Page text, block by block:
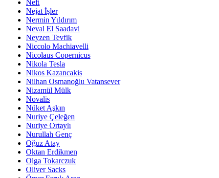
Nefi
Nejat İşler
Nermin Yıldırım
Neval El Saadavi
Neyzen Tevfik
Niccolo Machiavelli
Nicolaus Copernicus
Nikola Tesla
Nikos Kazancakis
Nilhan Osmanoğlu Vatansever
Nizamül Mülk
Novalis
Nüket Aşkın
Nuriye Çeleğen
Nuriye Ortaylı
Nurullah Genç
Oğuz Atay
Oktan Erdikmen
Olga Tokarczuk
Oliver Sacks